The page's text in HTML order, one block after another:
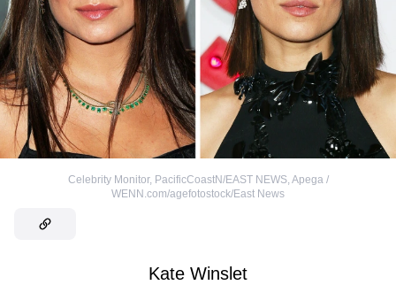
Celebrity Monitor, PacificCoastN/EAST NEWS, Apega /
WENN.com/agefotostock/East News
Kate Winslet